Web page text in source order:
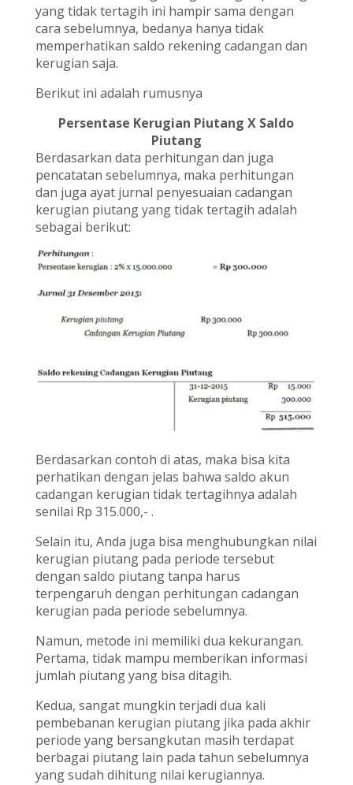
yang tidak tertagih ini hampir sama dengan
cara sebelumnya, bedanya hanya tidak
memperhatikan saldo rekening cadangan dan
kerugian saja.
Berikut ini adalah rumusnya
Persentase Kerugian Piutang X Saldo
Piutang
Berdasarkan data perhitungan dan juga
pencatatan sebelumnya, maka perhitungan
dan juga ayat jurnal penyesuaian cadangan
kerugian piutang yang tidak tertagih adalah
sebagai berikut:
Berdasarkan contoh di atas, maka bisa kita
perhatikan dengan jelas bahwa saldo akun
cadangan kerugian tidak tertagihnya adalah
senilai Rp 315.000,- .
Selain itu, Anda juga bisa menghubungkan nilai
kerugian piutang pada periode tersebut
dengan saldo piutang tanpa harus
terpengaruh dengan perhitungan cadangan
kerugian pada periode sebelumnya.
Namun, metode ini memiliki dua kekurangan.
Pertama, tidak mampu memberikan informasi
jumlah piutang yang bisa ditagih.
Kedua, sangat mungkin terjadi dua kali
pembebanan kerugian piutang jika pada akhir
periode yang bersangkutan masih terdapat
berbagai piutang lain pada tahun sebelumnya
yang sudah dihitung nilai kerugiannya.